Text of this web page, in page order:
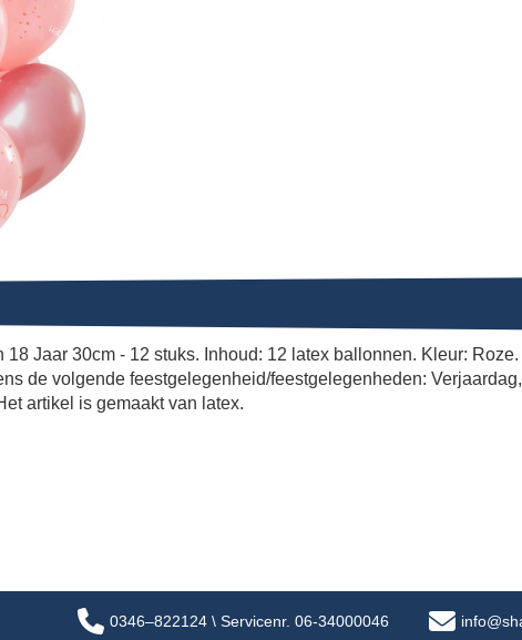
Jaar 30cm - 12 stuks. Inhoud: 12 latex ballonnen. Kleur: Roze.
de volgende feestgelegenheid/feestgelegenheden:
artikel is gemaakt van latex.
0346–822124 \ Servicenr. 06-34000046